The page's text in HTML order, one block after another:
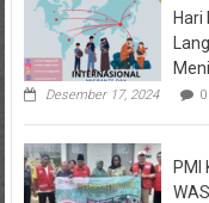
Desember 17, 2024 0
PMI